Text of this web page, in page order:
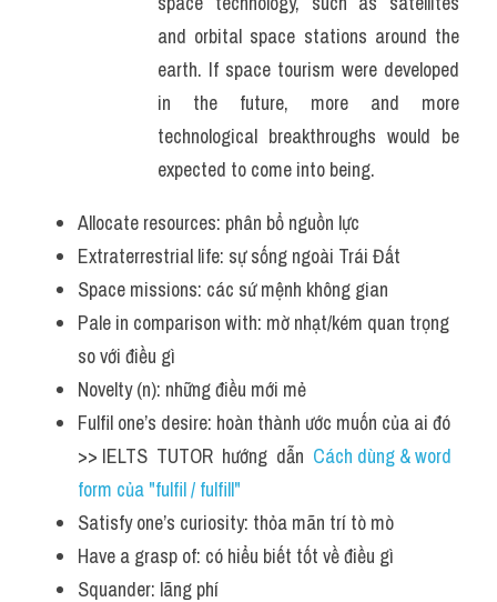
and orbital space stations around the
earth. If space tourism were developed
in the future, more and more
technological breakthroughs would be
expected to come into being.
Allocate resources: phân bổ nguồn lực
Extraterrestrial life: sự sống ngoài Trái Đất
Space missions: các sứ mệnh không gian
Pale in comparison with: mờ nhạt/kém quan trọng
so với điều gì
Novelty (n): những điều mới mẻ
Fulfil one’s desire: hoàn thành ước muốn của ai đó
>> IELTS  TUTOR  hướng  dẫn Cách dùng & word
form của "fulfil / fulfill"
Satisfy one’s curiosity: thỏa mãn trí tò mò
Have a grasp of: có hiểu biết tốt về điều gì
Squander: lãng phí